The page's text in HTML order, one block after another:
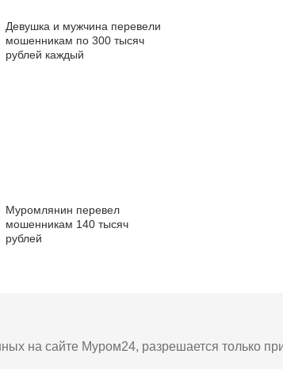
Девушка и мужчина перевели
мошенникам по 300 тысяч
рублей каждый
Муромлянин перевел
мошенникам 140 тысяч
рублей
на сайте Муром24, разрешается только при